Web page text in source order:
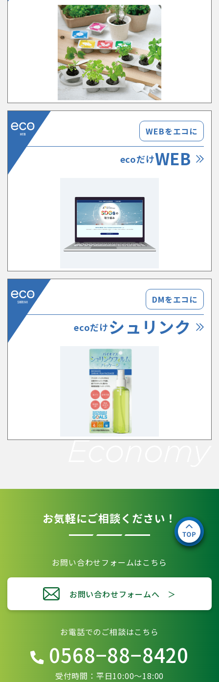
WEBをエコに
ecoだけWEB
DMをエコに
ecoだけシュリンク
お気軽にご相談ください！
お問い合わせフォームはこちら
お問い合わせフォームへ ＞
お電話でのご相談はこちら
0568−88−8420
受付時間：平日10:00〜18:00